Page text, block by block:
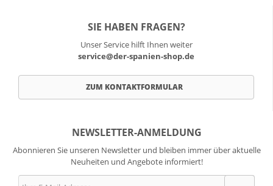
SIE HABEN FRAGEN?
Unser Service hilft Ihnen weiter
service@der-spanien-shop.de
ZUM KONTAKTFORMULAR
NEWSLETTER-ANMELDUNG
Abonnieren Sie unseren Newsletter und bleiben immer über aktuelle
Neuheiten und Angebote informiert!